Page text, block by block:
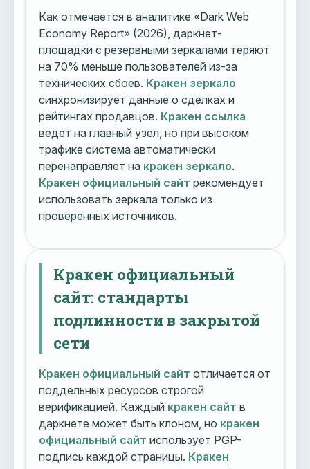
Как отмечается в аналитике «Dark Web
Economy Report» (2026), даркнет-
площадки с резервными зеркалами теряют
на 70% меньше пользователей из-за
технических сбоев. Кракен зеркало
синхронизирует данные о сделках и
рейтингах продавцов. Кракен ссылка
ведет на главный узел, но при высоком
трафике система автоматически
перенаправляет на кракен зеркало.
Кракен официальный сайт рекомендует
использовать зеркала только из
проверенных источников.
Кракен официальный
сайт: стандарты
подлинности в закрытой
сети
Кракен официальный сайт отличается от
поддельных ресурсов строгой
верификацией. Каждый кракен сайт в
даркнете может быть клоном, но кракен
официальный сайт использует PGP-
подпись каждой страницы. Кракен